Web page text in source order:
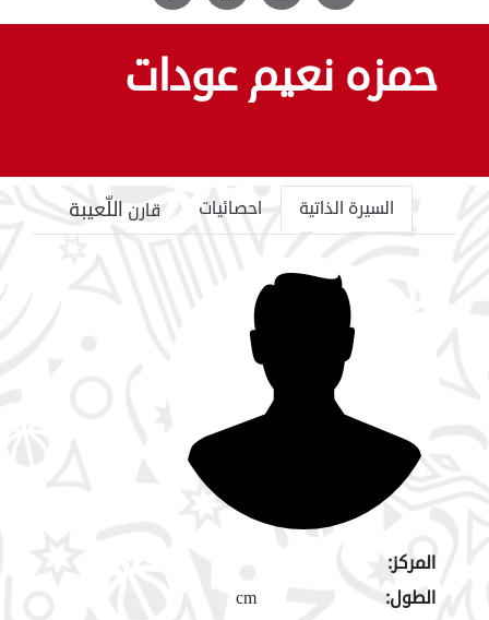
حمزه نعيم عودات
السيرة الذاتية احصائيات قارن اللّعيبة
المركز:
الطول:
cm